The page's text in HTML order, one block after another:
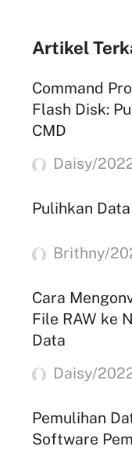
Artikel
Command
Flash Disk:
CMD
Daisy/
Pulihkan
Brithny/
Cara
File RAW ke
Data
Daisy/
Pemulihan
Software